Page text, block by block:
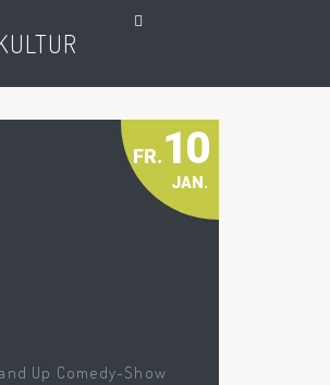
FR.10
JAN.
Up Comedy-Show